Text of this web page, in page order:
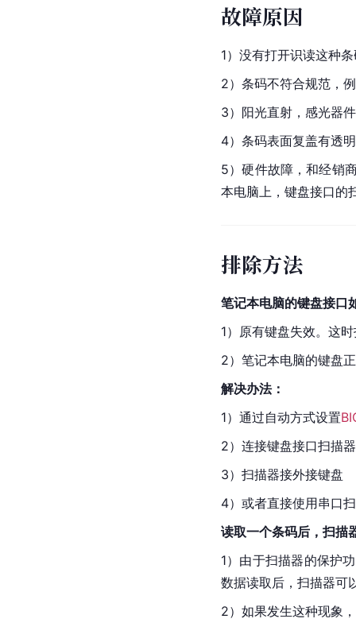
故障原因
1）没有打开识读这种
2）条码不符合规范，
3）阳光直射，感光器
4）条码表面复盖有透
5）硬件故障，和经销
本电脑上，键盘接口的
排除方法
笔记本电脑的键盘接口
1）原有键盘失效。这
2）笔记本电脑的键盘
解决办法：
1）通过自动方式设置
2）连接键盘接口扫描器
3）扫描器接外接键盘
4）或者直接使用串口
读取一个条码后，扫描
1）由于扫描器的保护
数据读取后，扫描器可
2）如果发生这种现象